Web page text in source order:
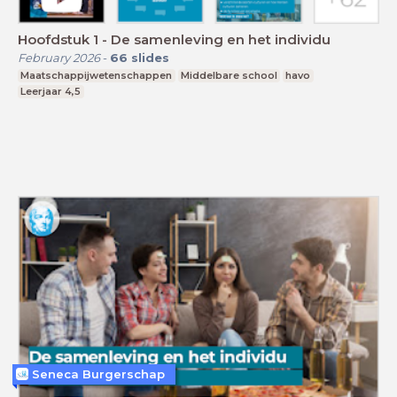
Hoofdstuk 1 - De samenleving en het individu
February 2026- 66 slides
Maatschappijwetenschappen Middelbare school
havo
Leerjaar 4,5
Seneca Burgerschap